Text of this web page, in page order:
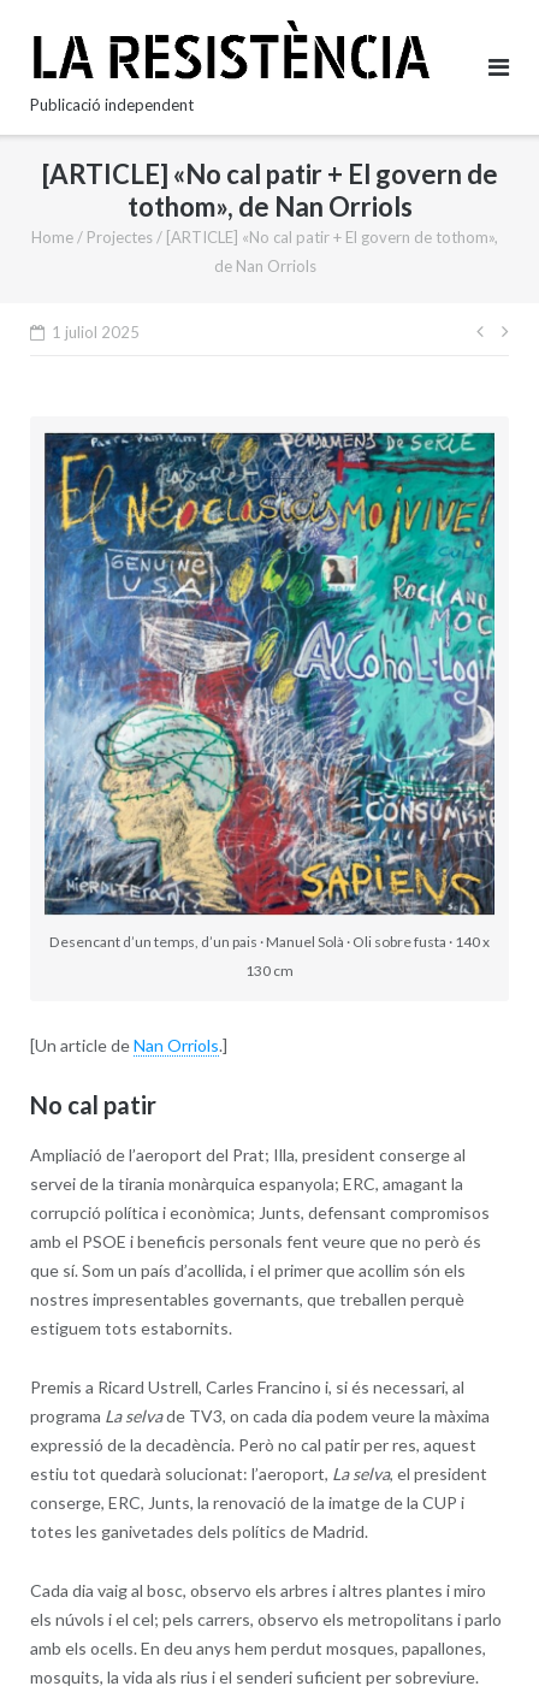
content
Publicació independent
[ARTICLE] «No cal patir + El govern de
tothom», de Nan Orriols
Home / Projectes / [ARTICLE] «No cal patir + El govern de tothom»,
de Nan Orriols
1 juliol 2025
Desencant d’un temps, d’un pais · Manuel Solà · Oli sobre fusta · 140 x
130 cm
[Un article deNan Orriols.]
No cal patir
Ampliació de l’aeroport del Prat; Illa, president conserge al
servei de la tirania monàrquica espanyola; ERC, amagant la
corrupció política i econòmica; Junts, defensant compromisos
amb el PSOE i beneficis personals fent veure que no però és
que sí. Som un país d’acollida, i el primer que acollim són els
nostres impresentables governants, que treballen perquè
estiguem tots estabornits.
Premis a Ricard Ustrell, Carles Francino i, si és necessari, al
programa La selvade TV3, on cada dia podem veure la màxima
expressió de la decadència. Però no cal patir per res, aquest
estiu tot quedarà solucionat: l’aeroport, La selva, el president
conserge, ERC, Junts, la renovació de la imatge de la CUP i
totes les ganivetades dels polítics de Madrid.
Cada dia vaig al bosc, observo els arbres i altres plantes i miro
els núvols i el cel; pels carrers, observo els metropolitans i parlo
amb els ocells. En deu anys hem perdut mosques, papallones,
mosquits, la vida als rius i el senderi suficient per sobreviure.